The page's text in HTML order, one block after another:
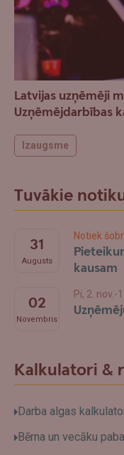
Latvijas uzņēmēji
Uzņēmējdarbības
Izaugsme
Tuvākie
31
Augusts
Notiek
kausam
02
Novembris
Pi, 2. nov.-
Kalkulatori &
Darba algas
Bērna un vecāku